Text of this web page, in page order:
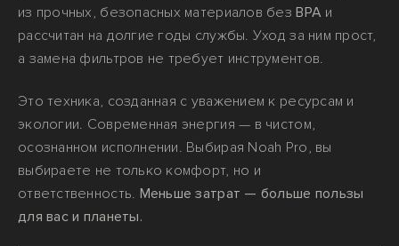
из прочных, безопасных материалов безBPA и
рассчитан на долгие годы службы. Уход за ним прост,
а замена фильтров не требует инструментов.
Это техника, созданная с уважением к ресурсам и
экологии. Современная энергия — в чистом,
осознанном исполнении. Выбирая Noah Pro, вы
выбираете не только комфорт, но и
ответственность. Меньше затрат — больше пользы
для вас и планеты.